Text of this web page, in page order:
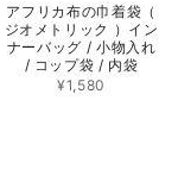
アフリカ布の巾着袋（
ジオメトリック ）イン
ナーバッグ / 小物入れ
/ コップ袋 / 内袋
¥1,580